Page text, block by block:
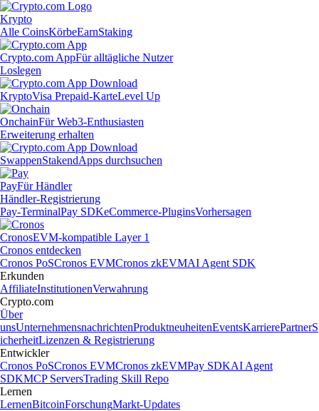
Krypto
Alle CoinsKörbeEarnStaking
Crypto.com AppFür alltägliche Nutzer
Loslegen
KryptoVisa Prepaid-KarteLevel Up
OnchainFür Web3-Enthusiasten
Erweiterung erhalten
SwappenStakendApps durchsuchen
PayFür Händler
Händler-Registrierung
Pay-TerminalPay SDKeCommerce-PluginsVorhersagen
CronosEVM-kompatible Layer 1
Cronos entdecken
Cronos PoSCronos EVMCronos zkEVMAI Agent SDK
Erkunden
AffiliateInstitutionenVerwahrung
Crypto.com
Über
unsUnternehmensnachrichtenProduktneuheitenEventsKarrierePartnerS
icherheitLizenzen & Registrierung
Entwickler
Cronos PoSCronos EVMCronos zkEVMPay SDKAI Agent
SDKMCP ServersTrading Skill Repo
Lernen
LernenBitcoinForschungMarkt-Updates